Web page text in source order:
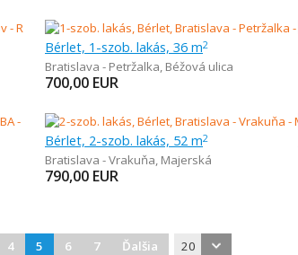
Bérlet, 1-szob. lakás, 36 m2
Bratislava - Petržalka, Béžová ulica
700,00 EUR
Bérlet, 2-szob. lakás, 52 m2
Bratislava - Vrakuňa, Majerská
790,00 EUR
4 5 6 7 Ďalšia 20